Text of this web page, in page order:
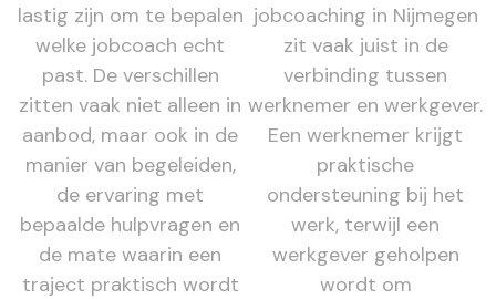
lastig zijn om te bepalen
welke jobcoach echt
past. De verschillen
zitten vaak niet alleen in
aanbod, maar ook in de
manier van begeleiden,
de ervaring met
bepaalde hulpvragen en
de mate waarin een
traject praktisch wordt
jobcoaching in Nijmegen
zit vaak juist in de
verbinding tussen
werknemer en werkgever.
Een werknemer krijgt
praktische
ondersteuning bij het
werk, terwijl een
werkgever geholpen
wordt om